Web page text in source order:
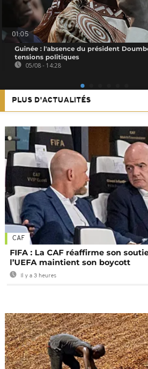
01:05
Guinée : l'absence du président
tensions politiques
05/08 - 14:28
PLUS D'ACTUALITÉS
CAF
FIFA : La CAF réaffirme son
l’UEFA maintient son boycott
Il y a 3 heures